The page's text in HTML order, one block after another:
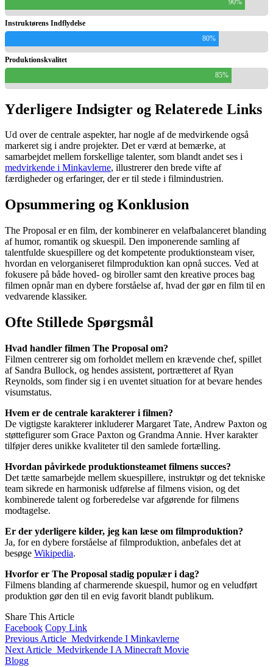
Instruktørens Indflydelse
80%
Produktionskvalitet
85%
Yderligere Indsigter og Relaterede Links
Ud over de centrale aspekter, har nogle af de medvirkende også
markeret sig i andre projekter. Det er værd at bemærke, at
samarbejdet mellem forskellige talenter, som blandt andet ses i
medvirkende i Minkavlerne, illustrerer den brede vifte af
færdigheder og erfaringer, der er til stede i filmindustrien.
Opsummering og Konklusion
The Proposal er en film, der kombinerer en velafbalanceret blanding
af humor, romantik og skuespil. Den imponerende samling af
talentfulde skuespillere og det kompetente produktionsteam viser,
hvordan en velorganiseret filmproduktion kan opnå succes. Ved at
fokusere på både hoved- og biroller samt den kreative proces bag
filmen opnår man en dybere forståelse af, hvad der gør en film til en
vedvarende klassiker.
Ofte Stillede Spørgsmål
Hvad handler filmen The Proposal om?
Filmen centrerer sig om forholdet mellem en krævende chef, spillet
af Sandra Bullock, og hendes assistent, portrætteret af Ryan
Reynolds, som finder sig i en uventet situation for at bevare hendes
visumstatus.
Hvem er de centrale karakterer i filmen?
De vigtigste karakterer inkluderer Margaret Tate, Andrew Paxton og
støttefigurer som Grace Paxton og Grandma Annie. Hver karakter
tilføjer deres unikke kvaliteter til den samlede fortælling.
Hvordan påvirkede produktionsteamet filmens succes?
Det tætte samarbejde mellem skuespillere, instruktør og det tekniske
team sikrede en harmonisk udførelse af filmens vision, og det
kombinerede talent og forberedelse var afgørende for filmens
modtagelse.
Er der yderligere kilder, jeg kan læse om filmproduktion?
Ja, for en dybere forståelse af filmproduktion, anbefales det at
besøge Wikipedia.
Hvorfor er The Proposal stadig populær i dag?
Filmens blanding af charmerende skuespil, humor og en veludført
produktion gør den til en evig favorit blandt publikum.
Share This Article
Facebook Copy Link
Previous Article Medvirkende I Minkavlerne
Next Article Medvirkende I A Minecraft Movie
Blogg